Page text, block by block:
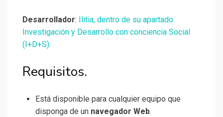
Desarrollador:
Ilitia, dentro de su apartado
Investigación y Desarrollo con conciencia Social
(I+D+S).
Requisitos.
Está disponible para cualquier equipo que
disponga de un navegador Web.